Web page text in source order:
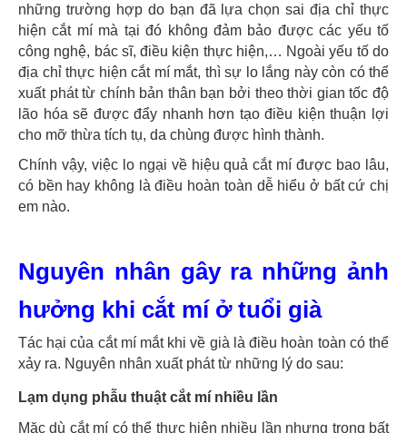
những trường hợp do bạn đã lựa chọn sai địa chỉ thực
hiện cắt mí mà tại đó không đảm bảo được các yếu tố
công nghệ, bác sĩ, điều kiện thực hiện,… Ngoài yếu tố do
địa chỉ thực hiện cắt mí mắt, thì sự lo lắng này còn có thể
xuất phát từ chính bản thân bạn bởi theo thời gian tốc độ
lão hóa sẽ được đẩy nhanh hơn tạo điều kiện thuận lợi
cho mỡ thừa tích tụ, da chùng được hình thành.
Chính vậy, việc lo ngại về hiệu quả cắt mí được bao lâu,
có bền hay không là điều hoàn toàn dễ hiểu ở bất cứ chị
em nào.
Nguyên nhân gây ra những ảnh
hưởng khi cắt mí ở tuổi già
Tác hại của cắt mí mắt khi về già là điều hoàn toàn có thể
xảy ra. Nguyên nhân xuất phát từ những lý do sau:
Lạm dụng phẫu thuật cắt mí nhiều lần
Mặc dù cắt mí có thể thực hiện nhiều lần nhưng trong bất